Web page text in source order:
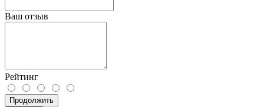
Ваш отзыв
Рейтинг
Продолжить